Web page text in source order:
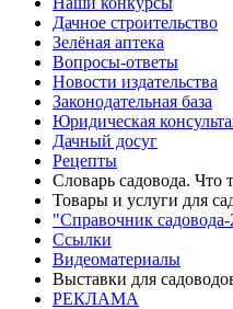
Дачное строительство
Зелёная аптека
Вопросы-ответы
Новости издательства
Законодательная база
Юридическая
Дачный досуг
Рецепты
Словарь садовода. Что
Товары и услуги для
"Справочник
Ссылки
Видеоматериалы
Выставки для
РЕКЛАМА